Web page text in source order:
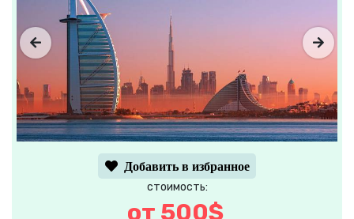
Добавить в избранное
стоимость:
от 500$